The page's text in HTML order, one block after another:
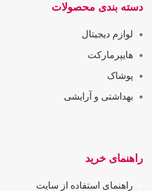
دسته بندی محصولات
لوازم دیجیتال
هایپرمارکت
پوشاک
بهداشتی و آرایشی
راهنمای خرید
راهنمای استفاده از سایت